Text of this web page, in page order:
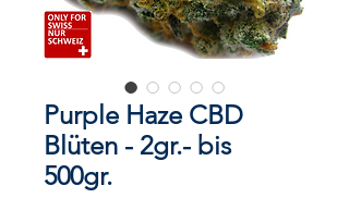
Purple Haze CBD
Blüten - 2gr.- bis
500gr.